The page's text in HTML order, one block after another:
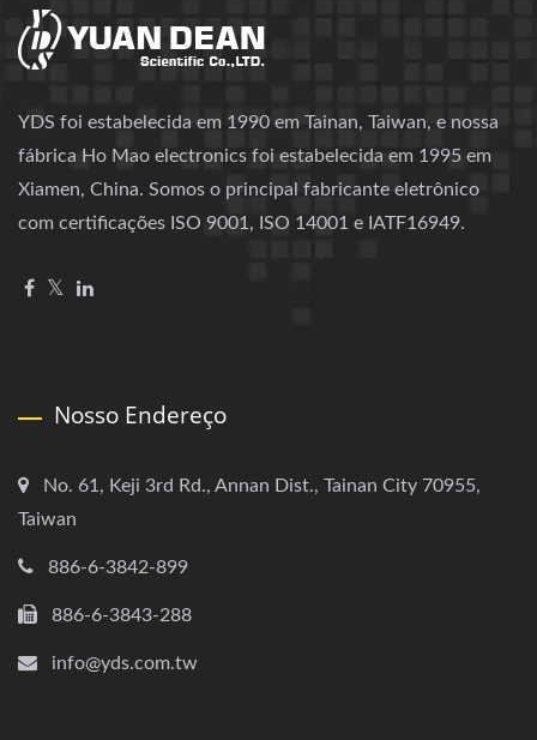
YDS foi estabelecida em 1990 em Tainan, Taiwan, e nossa
fábrica Ho Mao electronics foi estabelecida em 1995 em
Xiamen, China. Somos o principal fabricante eletrônico
com certificações ISO 9001, ISO 14001 e IATF16949.
Nosso Endereço
No. 61, Keji 3rd Rd., Annan Dist., Tainan City 70955,
Taiwan
886-6-3842-899
886-6-3843-288
info@yds.com.tw